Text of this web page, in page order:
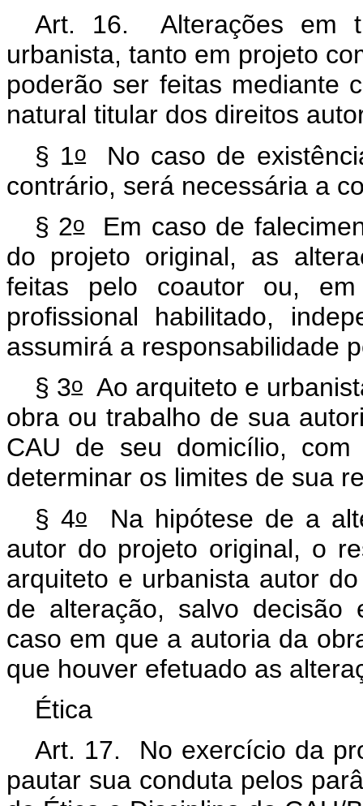
Art. 16. Alterações em
urbanista, tanto em projeto
poderão ser feitas mediante
natural titular dos direitos
§ 1oNo caso de
contrário, será necessária a
§ 2oEm caso de
do projeto original, as
feitas pelo coautor ou,
profissional habilitado,
assumirá a responsabilidade
§ 3oAo arquiteto e
obra ou trabalho de sua
CAU de seu domicílio,
determinar os limites de sua
§ 4oNa hipótese de a
autor do projeto original, o
arquiteto e urbanista autor
de alteração, salvo decisão
caso em que a autoria da
que houver efetuado as
Ética
Art. 17. No exercício da
pautar sua conduta pelos